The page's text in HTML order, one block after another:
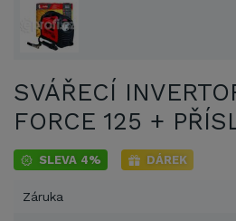
SVÁŘECÍ
FORCE 125 +
SLEVA 4% DÁREK
Záruka